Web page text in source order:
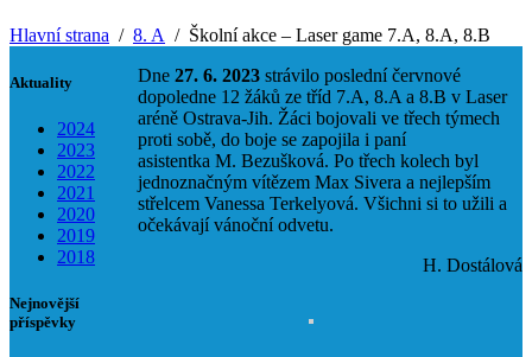
Hlavní strana 8. A Školní akce – Laser game 7.A, 8.A, 8.B
Aktuality
2024
2023
2022
2021
2020
2019
2018
Nejnovější
příspěvky
Dne 27. 6. 2023 strávilo poslední červnové
dopoledne 12 žáků ze tříd 7.A, 8.A a 8.B v Laser
aréně Ostrava-Jih. Žáci bojovali ve třech týmech
proti sobě, do boje se zapojila i paní
asistentka M. Bezušková. Po třech kolech byl
jednoznačným vítězem Max Sivera a nejlepším
střelcem Vanessa Terkelyová. Všichni si to užili a
očekávají vánoční odvetu.
H. Dostálová